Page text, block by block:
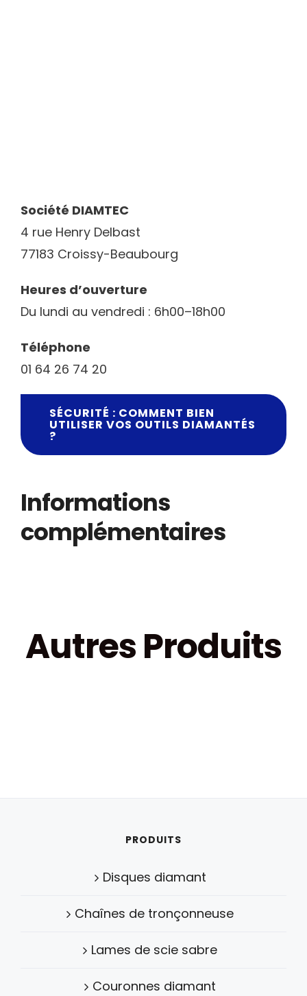
Société DIAMTEC
4 rue Henry Delbast
77183 Croissy-Beaubourg
Heures d’ouverture
Du lundi au vendredi : 6h00–18h00
Téléphone
01 64 26 74 20
SÉCURITÉ : COMMENT BIEN
UTILISER VOS OUTILS DIAMANTÉS
?
Informations
complémentaires
Autres Produits
PRODUITS
Disques diamant
Chaînes de tronçonneuse
Lames de scie sabre
Couronnes diamant